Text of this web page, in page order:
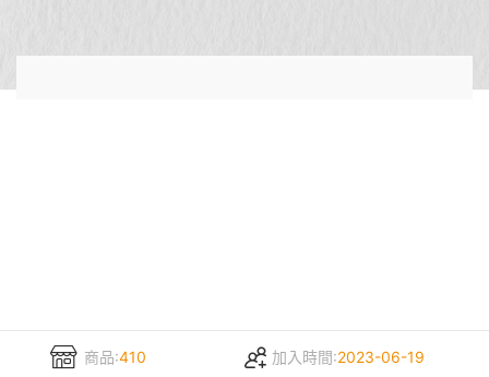
商品:410 加入時間:2023-06-19